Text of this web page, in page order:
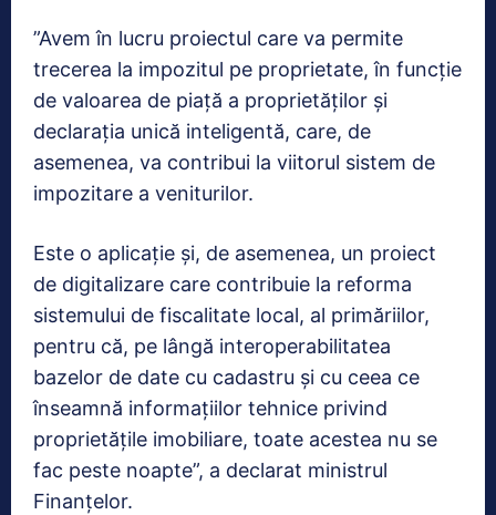
”Avem în lucru proiectul care va permite
trecerea la impozitul pe proprietate, în funcție
de valoarea de piață a proprietăților și
declarația unică inteligentă, care, de
asemenea, va contribui la viitorul sistem de
impozitare a veniturilor.
Este o aplicație și, de asemenea, un proiect
de digitalizare care contribuie la reforma
sistemului de fiscalitate local, al primăriilor,
pentru că, pe lângă interoperabilitatea
bazelor de date cu cadastru și cu ceea ce
înseamnă informațiilor tehnice privind
proprietățile imobiliare, toate acestea nu se
fac peste noapte”, a declarat ministrul
Finanțelor.